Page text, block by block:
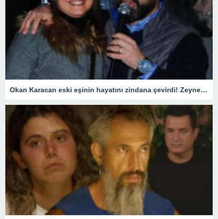
Okan Karacan eski eşinin hayatını zindana çevirdi! Zeynep Kadıoğlu savcılığa koştu: Beni tuzağa çekmeye çalışıyor